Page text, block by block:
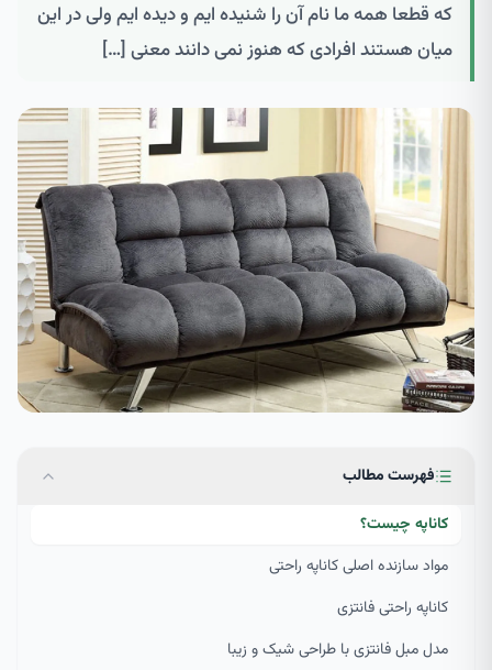
که قطعا همه ما نام آن را شنیده ایم و دیده ایم ولی در این
میان هستند افرادی که هنوز نمی دانند معنی […]
فهرست مطالب
کاناپه چیست؟
مواد سازنده اصلی کاناپه راحتی
کاناپه راحتی فانتزی
مدل مبل فانتزی با طراحی شیک و زیبا